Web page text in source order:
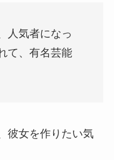
人気者になっ
て、有名芸能
彼女を作りたい気